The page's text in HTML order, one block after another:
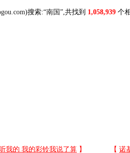
)搜索:“南国 ”,共找到 1,058,939 个